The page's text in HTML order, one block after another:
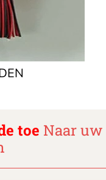
toe Naar uw